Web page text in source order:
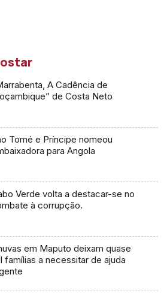
A Cadência de
de Costa Neto
Tomé e Príncipe nomeou
para Angola
Verde volta a destacar-se no
à corrupção.
em Maputo deixam quase
famílias a necessitar de ajuda